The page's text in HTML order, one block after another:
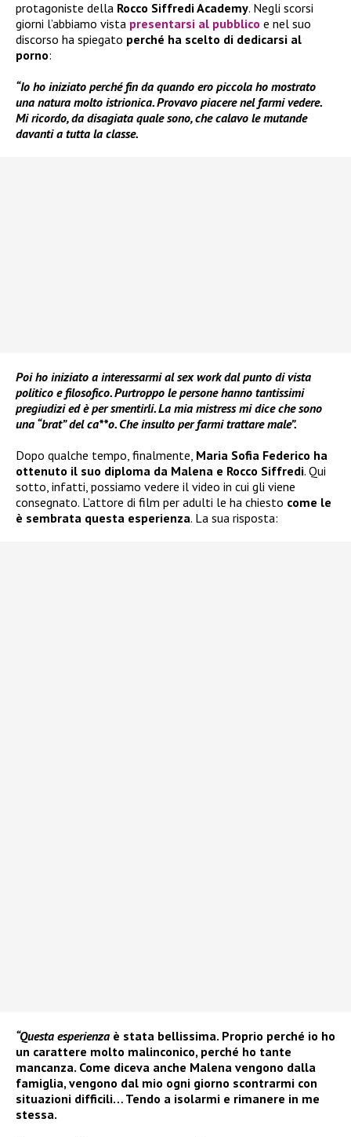
protagoniste della Rocco Siffredi Academy. Negli scorsi
giorni l’abbiamo vista presentarsi al pubblico e nel suo
discorso ha spiegato perché ha scelto di dedicarsi al
porno:
“Io ho iniziato perché fin da quando ero piccola ho mostrato
una natura molto istrionica. Provavo piacere nel farmi vedere.
Mi ricordo, da disagiata quale sono, che calavo le mutande
davanti a tutta la classe.
Poi ho iniziato a interessarmi al sex work dal punto di vista
politico e filosofico. Purtroppo le persone hanno tantissimi
pregiudizi ed è per smentirli. La mia mistress mi dice che sono
una “brat” del ca**o. Che insulto per farmi trattare male”.
Dopo qualche tempo, finalmente, Maria Sofia Federico ha
ottenuto il suo diploma da Malena e Rocco Siffredi. Qui
sotto, infatti, possiamo vedere il video in cui gli viene
consegnato. L’attore di film per adulti le ha chiesto come le
è sembrata questa esperienza. La sua risposta:
“Questa esperienza è stata bellissima. Proprio perché io ho
un carattere molto malinconico, perché ho tante
mancanza. Come diceva anche Malena vengono dalla
famiglia, vengono dal mio ogni giorno scontrarmi con
situazioni difficili… Tendo a isolarmi e rimanere in me
stessa.